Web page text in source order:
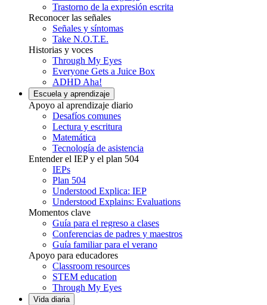
Trastorno de la expresión escrita
Reconocer las señales
Señales y síntomas
Take N.O.T.E.
Historias y voces
Through My Eyes
Everyone Gets a Juice Box
ADHD Aha!
Escuela y aprendizaje
Apoyo al aprendizaje diario
Desafíos comunes
Lectura y escritura
Matemática
Tecnología de asistencia
Entender el IEP y el plan 504
IEPs
Plan 504
Understood Explica: IEP
Understood Explains: Evaluations
Momentos clave
Guía para el regreso a clases
Conferencias de padres y maestros
Guía familiar para el verano
Apoyo para educadores
Classroom resources
STEM education
Through My Eyes
Vida diaria